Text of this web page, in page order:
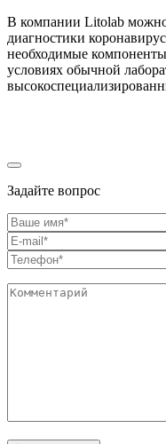
В компании Litolab
диагностики
необходимые
условиях обычной
Задайте вопрос